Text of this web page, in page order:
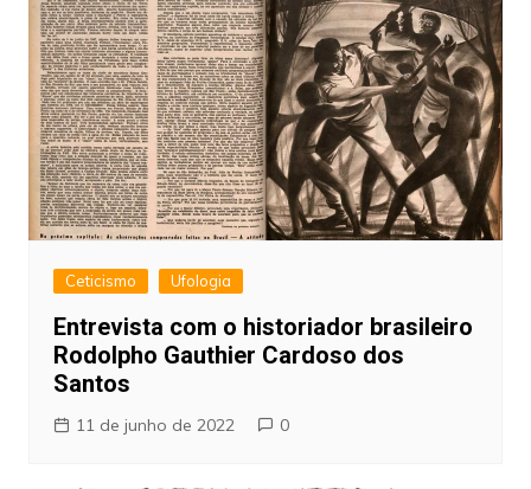
Ceticismo Ufologia
Entrevista com o historiador brasileiro
Rodolpho Gauthier Cardoso dos
Santos
11 de junho de 2022 0